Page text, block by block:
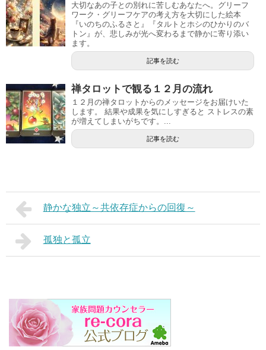
大切なあの子との別れに苦しむあなたへ。グリーフ
ワーク・グリーフケアの考え方を大切にした絵本
『いのちのふるさと』『タルトとホシのひかりのバ
トン』が、悲しみが光へ変わるまで静かに寄り添い
ます。
記事を読む
禅タロットで観る１２月の流れ
１２月の禅タロットからのメッセージをお届けいた
します。 結果や成果を気にしすぎると ストレスの素
が増えてしまいがちです。...
記事を読む
静かな独立～共依存症からの回復～
孤独と孤立